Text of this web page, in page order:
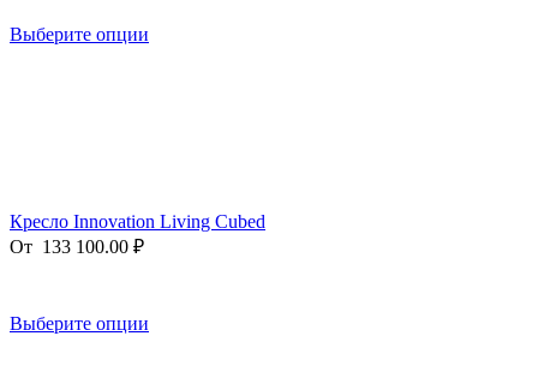
Выберите опции
Кресло Innovation Living Cubed
От 133 100.00 ₽
Выберите опции